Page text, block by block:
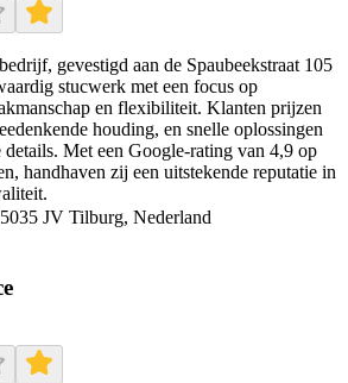
gevestigd aan de Spaubeekstraat 105
stucwerk met een focus op
en flexibiliteit. Klanten prijzen
houding, en snelle oplossingen
Met een Google-rating van 4,9 op
handhaven zij een uitstekende reputatie in
JV Tilburg, Nederland